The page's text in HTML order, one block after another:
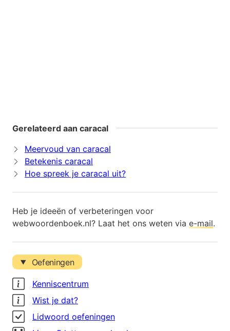
Gerelateerd aan caracal
Meervoud van caracal
Betekenis caracal
Hoe spreek je caracal uit?
Heb je ideeën of verbeteringen voor
webwoordenboek.nl? Laat het ons weten via e-mail.
Oefeningen
Kenniscentrum
Wist je dat?
Lidwoord oefeningen